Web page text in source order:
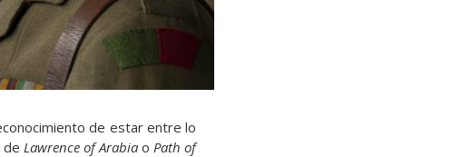
de estar entre lo
de Lawrence of Arabia o Path of